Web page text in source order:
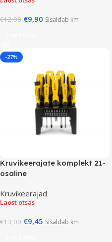
€12,90 €9,90 Sisaldab km
-27%
Kruvikeerajate komplekt 21-
osaline
Kruvikeerajad
Laost otsas
€13,00 €9,45 Sisaldab km